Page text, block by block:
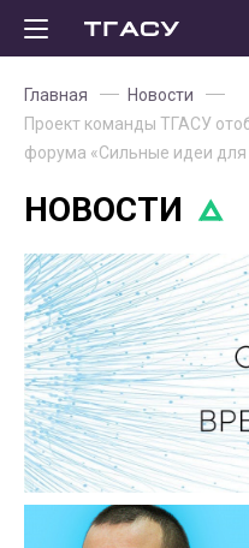
Главная
Новости
Проект команды ТГАСУ
форума «Сильные идеи для
НОВОСТИ